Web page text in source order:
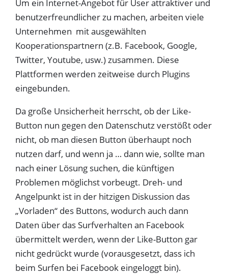
Um ein Internet-Angebot für User attraktiver und
benutzerfreundlicher zu machen, arbeiten viele
Unternehmen mit ausgewählten
Kooperationspartnern (z.B. Facebook, Google,
Twitter, Youtube, usw.) zusammen. Diese
Plattformen werden zeitweise durch Plugins
eingebunden.
Da große Unsicherheit herrscht, ob der Like-
Button nun gegen den Datenschutz verstößt oder
nicht, ob man diesen Button überhaupt noch
nutzen darf, und wenn ja … dann wie, sollte man
nach einer Lösung suchen, die künftigen
Problemen möglichst vorbeugt. Dreh- und
Angelpunkt ist in der hitzigen Diskussion das
„Vorladen“ des Buttons, wodurch auch dann
Daten über das Surfverhalten an Facebook
übermittelt werden, wenn der Like-Button gar
nicht gedrückt wurde (vorausgesetzt, dass ich
beim Surfen bei Facebook eingeloggt bin).